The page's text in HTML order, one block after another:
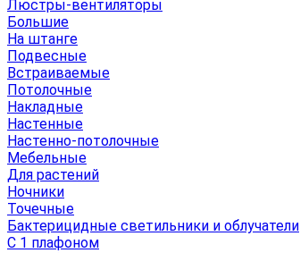
Люстры-вентиляторы
Большие
На штанге
Подвесные
Встраиваемые
Потолочные
Накладные
Настенные
Настенно-потолочные
Мебельные
Для растений
Ночники
Точечные
Бактерицидные светильники и облучатели
С 1 плафоном